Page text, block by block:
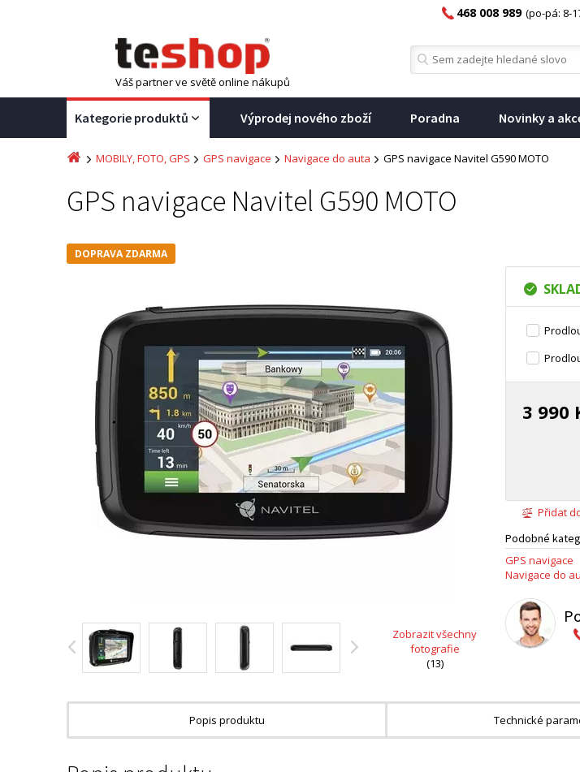
468 008 989 (po-pá: 8-
Váš partner ve světě online nákupů
Kategorie produktů Výprodej nového zboží Poradna Novinky a
MOBILY, FOTO, GPS GPS navigace Navigace do auta GPS navigace Navitel G590 MOTO
GPS navigace Navitel G590 MOTO
DOPRAVA ZDARMA
Zobrazit všechny
fotografie
(13)
3 990
Přidat
Podobné
GPS navigace
Navigace do
Popis produktu Technické